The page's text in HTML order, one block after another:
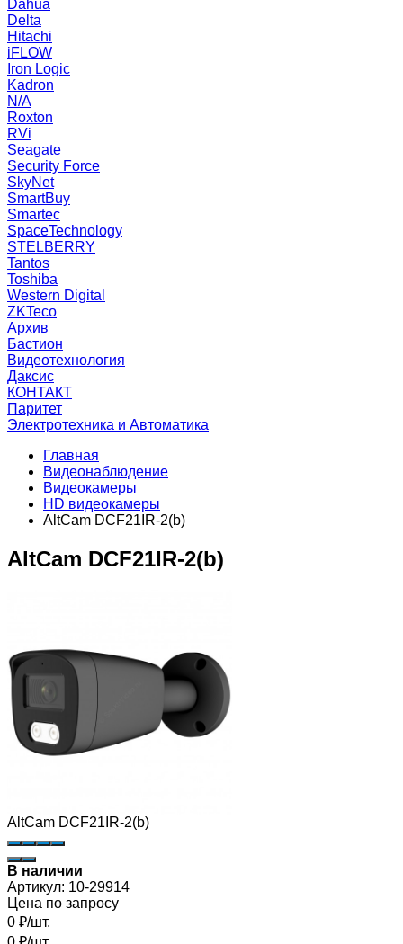
Dahua
Delta
Hitachi
iFLOW
Iron Logic
Kadron
N/A
Roxton
RVi
Seagate
Security Force
SkyNet
SmartBuy
Smartec
SpaceTechnology
STELBERRY
Tantos
Toshiba
Western Digital
ZKTeco
Архив
Бастион
Видеотехнология
Даксис
КОНТАКТ
Паритет
Электротехника и Автоматика
Главная
Видеонаблюдение
Видеокамеры
HD видеокамеры
AltCam DCF21IR-2(b)
AltCam DCF21IR-2(b)
AltCam DCF21IR-2(b)
В наличии
Артикул: 10-29914
Цена по запросу
0 ₽/шт.